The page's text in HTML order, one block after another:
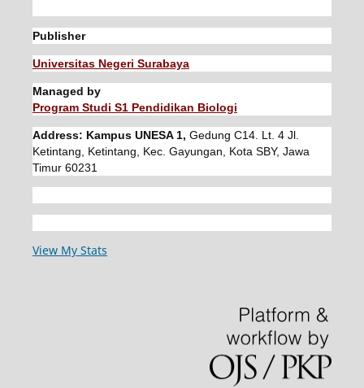
Publisher
Universitas Negeri Surabaya
Managed by
Program Studi S1 Pendidikan Biologi
Address: Kampus UNESA 1, Gedung C14. Lt. 4 Jl.
Ketintang, Ketintang, Kec. Gayungan, Kota SBY, Jawa
Timur 60231
View My Stats